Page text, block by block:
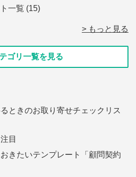
一覧 (15)
> もっと見る
ゴリ一覧を見る
ときのお取り寄せチェックリス
目
きたいテンプレート「顧問契約